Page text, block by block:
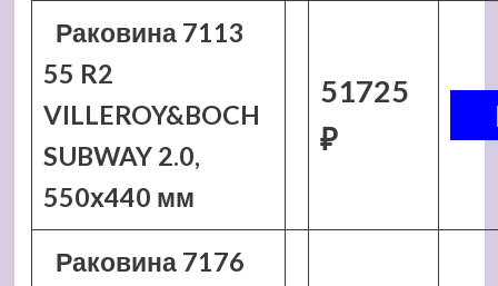
Раковина 7113
55 R2
VILLEROY&BOCH
SUBWAY 2.0,
550х440 мм
51725
₽
Раковина 7176